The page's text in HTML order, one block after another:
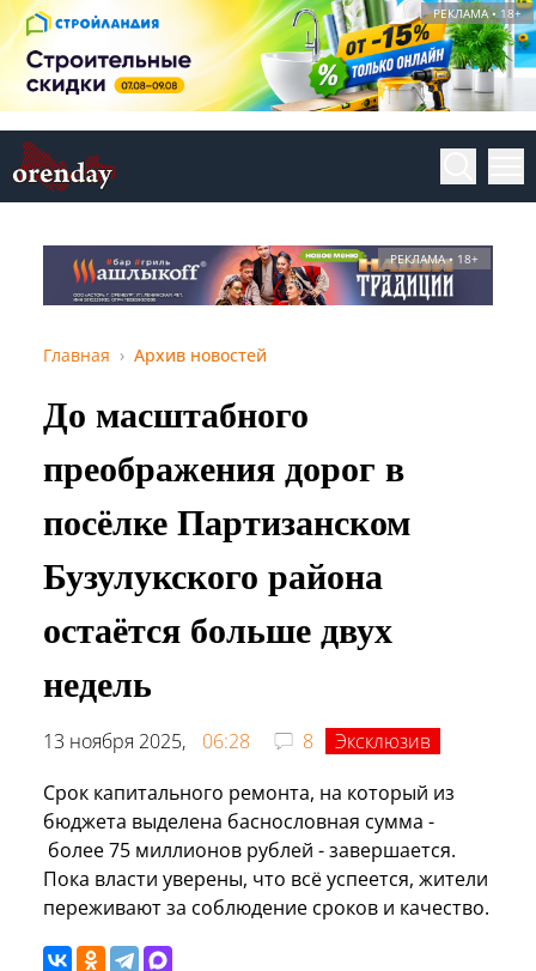
РЕКЛАМА • 18+
РЕКЛАМА • 18+
Главная Архив новостей
До масштабного
преображения дорог в
посёлке Партизанском
Бузулукского района
остаётся больше двух
недель
13 ноября 2025, 06:28 8
Эксклюзив
Срок капитального ремонта, на который из
бюджета выделена баснословная сумма -
более 75 миллионов рублей - завершается.
Пока власти уверены, что всё успеется, жители
переживают за соблюдение сроков и качество.